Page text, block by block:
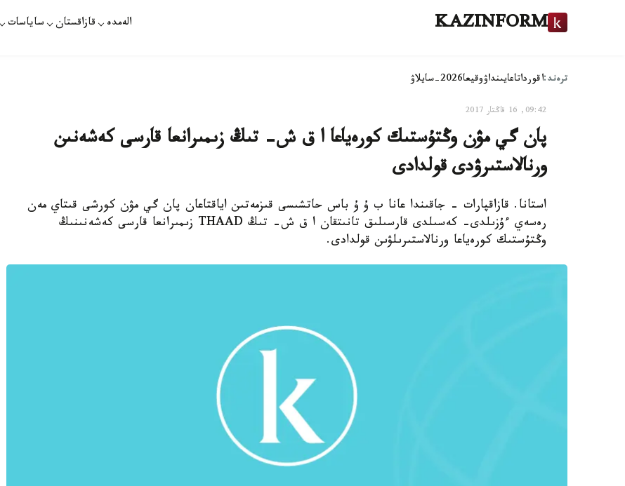
KAZINFORM الەمدە قازاقستان ساياسات
ترەند:اقورداتاعايىنداۋوقيعا2026-سايلاۋ
09:42, 16 قاڭتار 2017
پان گي مۋن وڭتۇستىك كورەياعا ا ق ش- تىڭ زىمىرانعا قارسى كەشەنىن
ورنالاستىرۋدى قولدادى
استانا. قازاقپارات - جاقىندا عانا ب ۇ ۇ باس حاتشىسى قىزمەتىن اياقتاعان پان گي مۋن كورشى قىتاي مەن
رەسەي ءۇزىلدى- كەسىلدى قارسىلىق تانىتقان ا ق ش- تىڭ THAAD زىمىرانعا قارسى كەشەنىنىڭ
وڭتۇستىك كورەياعا ورنالاستىرىلۋىن قولدادى.